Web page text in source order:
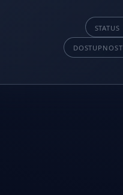
STATUS
DOSTUPNOST